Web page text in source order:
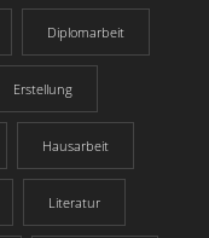
Diplomarbeit
Erstellung
Hausarbeit
Literatur